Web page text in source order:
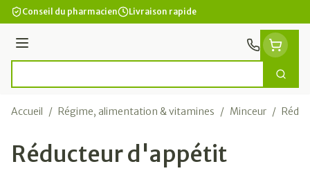
Aller au contenu
Conseil du pharmacien Livraison rapide
Menu
Accueil / Régime, alimentation & vitamines / Minceur /
Réducteur d'appétit